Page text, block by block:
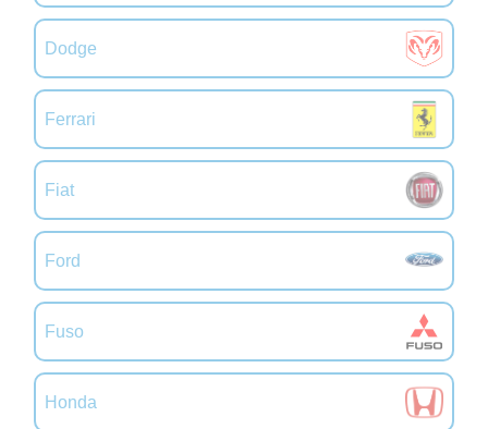
Dodge
Ferrari
Fiat
Ford
Fuso
Honda